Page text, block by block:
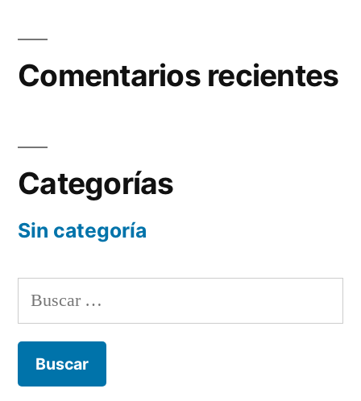
Comentarios recientes
Categorías
Sin categoría
Buscar: